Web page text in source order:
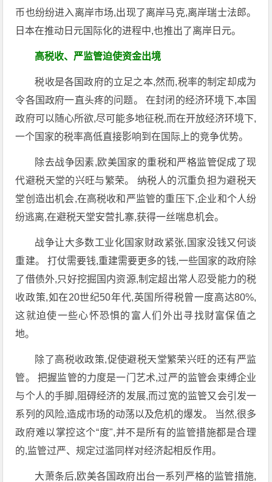
币也纷纷进入离岸市场,出现了离岸马克,离岸瑞士法郎。
日本在推动日元国际化的进程中,也推出了离岸日元。
高税收、严监管迫使资金出境
税收是各国政府的立足之本,然而,税率的制定却成为
令各国政府一直头疼的问题。 在封闭的经济环境下,本国
政府可以随心所欲,尽可能多地征税,而在开放经济环境下,
一个国家的税率高低直接影响到在国际上的竞争优势。
除去战争因素,欧美国家的重税和严格监管促成了现
代避税天堂的兴旺与繁荣。 纳税人的沉重负担为避税天
堂创造出机会,在高税收和严监管的重压下,企业和个人纷
纷逃离,在避税天堂安营扎寨,获得一丝喘息机会。
战争让大多数工业化国家财政紧张,国家没钱又何谈
重建。 打仗需要钱,重建需要更多的钱,一些国家的政府除
了借债外,只好挖掘国内资源,制定超出常人忍受能力的税
收政策,如在20世纪50年代,英国所得税曾一度高达80%,
这就迫使一些心怀恐惧的富人们外出寻找财富保值之
地。
除了高税收政策,促使避税天堂繁荣兴旺的还有严监
管。 把握监管的力度是一门艺术,过严的监管会束缚企业
与个人的手脚,阻碍经济的发展,而过宽的监管又会引发一
系列的风险,造成市场的动荡以及危机的爆发。 当然,很多
政府难以掌控这个“度",并不是所有的监管措施都是合理
的,监管过严、规定过滥同样对经济起相反作用。
大萧条后,欧美各国政府出台一系列严格的监管措施,